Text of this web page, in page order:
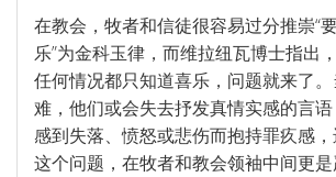
在教会，牧者和信徒很容易过分推崇“
乐”为金科玉律，而维拉纽瓦博士指出
任何情况都只知道喜乐，问题就来了
难，他们或会失去抒发真情实感的言
感到失落、愤怒或悲伤而抱持罪疚感，
这个问题，在牧者和教会领袖中间更是